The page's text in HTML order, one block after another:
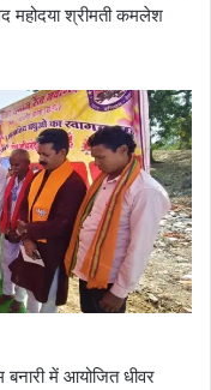
महोदया श्रीमती कमलेश
बनारी में आयोजित धीवर